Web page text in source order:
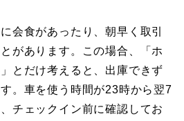
会食があったり、朝早く取引
があります。この場合、「ホ
とだけ考えると、出庫できず
。車を使う時間が23時から翌7
チェックイン前に確認してお